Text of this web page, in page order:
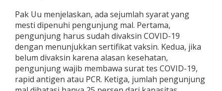
Pak Uu menjelaskan, ada sejumlah syarat yang
mesti dipenuhi pengunjung mal. Pertama,
pengunjung harus sudah divaksin COVID-19
dengan menunjukkan sertifikat vaksin. Kedua, jika
belum divaksin karena alasan kesehatan,
pengunjung wajib membawa surat tes COVID-19,
rapid antigen atau PCR. Ketiga, jumlah pengunjung